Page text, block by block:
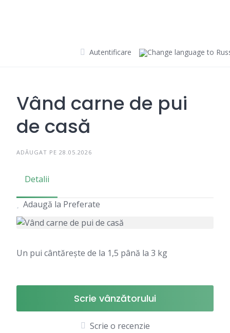
Autentificare
Vând carne de pui
de casă
ADĂUGAT PE 28.05.2026
Detalii
Adaugă la Preferate
Un pui cântărește de la 1,5 până la 3 kg
Scrie vânzătorului
Scrie o recenzie